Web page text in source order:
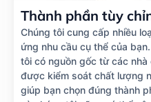
Thành phần tùy
Chúng tôi cung cấp nhiều
ứng nhu cầu cụ thể của
tôi có nguồn gốc từ các
được kiểm soát chất lượng
giúp bạn chọn đúng thành